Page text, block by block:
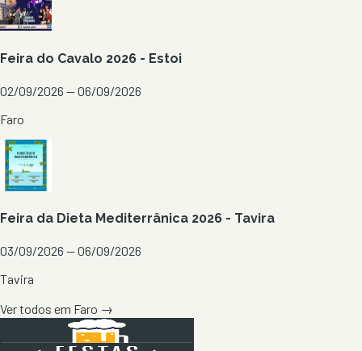
Feira do Cavalo 2026 - Estoi
02/09/2026 — 06/09/2026
Faro
Feira da Dieta Mediterrânica 2026 - Tavira
03/09/2026 — 06/09/2026
Tavira
Ver todos em Faro →